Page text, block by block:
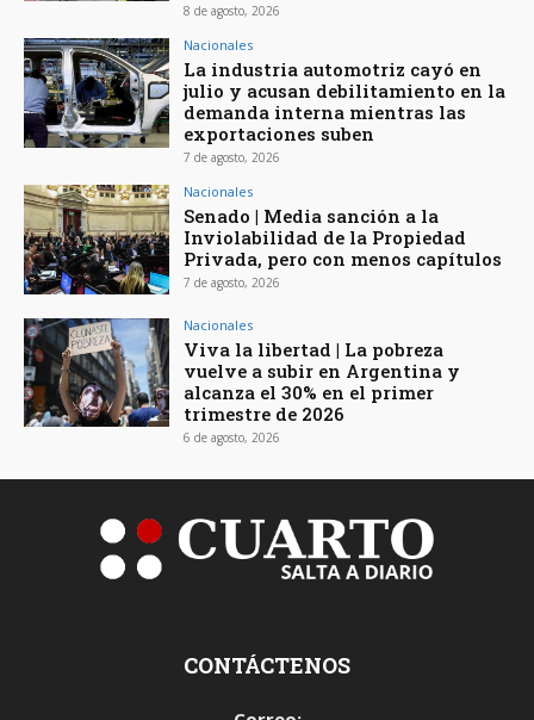
8 de agosto, 2026
Nacionales
La industria automotriz cayó en
julio y acusan debilitamiento en la
demanda interna mientras las
exportaciones suben
7 de agosto, 2026
Nacionales
Senado | Media sanción a la
Inviolabilidad de la Propiedad
Privada, pero con menos capítulos
7 de agosto, 2026
Nacionales
Viva la libertad | La pobreza
vuelve a subir en Argentina y
alcanza el 30% en el primer
trimestre de 2026
6 de agosto, 2026
CONTÁCTENOS